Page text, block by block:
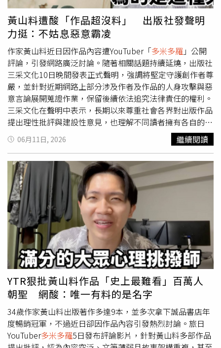
受，因此對創作者面對外界評價時的處境格外有感，也希望
黃山料能持續創作。陳文茜進一步表示，每位創作者都會面
臨不同評價，「許多人是無聊嫉妒心的囚禁者。至少，至
少，你給了許多讀者，溫暖的文字，填補了他們破碎的
心。」面對陳文茜的公開支持，黃山料也親自在留言區回
應，「謝謝這幾年您一直鼓勵著我繼續寫作。最大的願望希
望您身體健康！要一直幸福著。」貼文曝光後，吸引不少網
友參與討論，「文茜我勸你不要過來扛這波喔」、「會想讀
文茜的文字，不會想去看充滿『……』的東西」、「你要不
要先看完他的大作再來護航」、「會看他的書的人本來就不
是從小喜歡看文學鉅作的人，讓不愛看書的人喜歡看書，這
也是他的成就，尊重就好了」、「以偏概全，避重就輕，姐
姐您這是何必呢？」
黃山料遭酸「作品超沒料」 出版社發聲明
力挺：不姑息惡意霸凌
作家黃山料近日因作品內容遭YouTuber「多米多羅 」公開
評論，引發網路廣泛討論。隨著相關話題持續延燒，出版社
三采文化10日晚間發表正式聲明，強調將堅定守護創作者尊
嚴，並針對近期網路上部分涉及作者及作品的人身攻擊與惡
意言論展開蒐證作業，保留後續依法追究法律責任的權利。
三采文化在聲明中表示，長期以來尊重社會各界對出版作品
提出理性批評與建設性意見，也理解不同讀者擁有各自的閱
讀偏好與選擇權。然而，近期網路討論已逐漸偏離作品本
身，不少言論從評論內容延伸至對創作者個人的攻擊與羞
辱，甚至出現疑似網路霸凌情形，不僅對作者造成傷害，也
影響出版產業應有的理性交流環境。出版社指出，健康的閱
讀文化應建立在尊重與討論基礎之上，讀者對作品提出不同
觀點本屬正常現象，但若相關發言涉及惡意抹黑、污衊或人
身攻擊，便可能逾越言論自由與法律規範的界線。針對近期
網路平台上部分疑似違法言論，三采已著手進行相關證據蒐
集工作，未來將視情況依法處理。聲明中進一步強調，出版
社有責任提供創作者安心創作的環境，對於任何形式的惡意
霸凌或不當攻擊行為，均不會選擇沉默或放任，未來也將持
續捍衛作者權益與創作尊嚴。黃山料出版社發聲。（圖／翻
攝三采文化）此次事件起因於閱讀系YouTuber「多米多
羅」5日發布一支評論影片。影片中，多米多羅
表示自己閱
讀黃山料6本著作後，認為整體閱讀感受如同只看完2本書，
並批評作品內容重複性較高、敘事模式相似，同時質疑書中
大量運用留白與換行方式拉長篇幅。影片上架後迅速引發關
注，不僅登上頻道熱門影片，也吸引大批網友參與討論，相
06月11日, 2026 繼續閱讀
YTR狠批黃山料作品「史上最難看」百萬人
朝聖 網酸：唯一有料的是名字
34歲作家黃山料出版著作多達9本，並多次拿下誠品書店年
度暢銷冠軍，不過近日卻因作品內容引發熱烈討論。旅日
YouTuber多米多羅5日發布評論影片，針對黃山料多部作品